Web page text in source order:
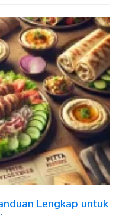
Lengkap untuk